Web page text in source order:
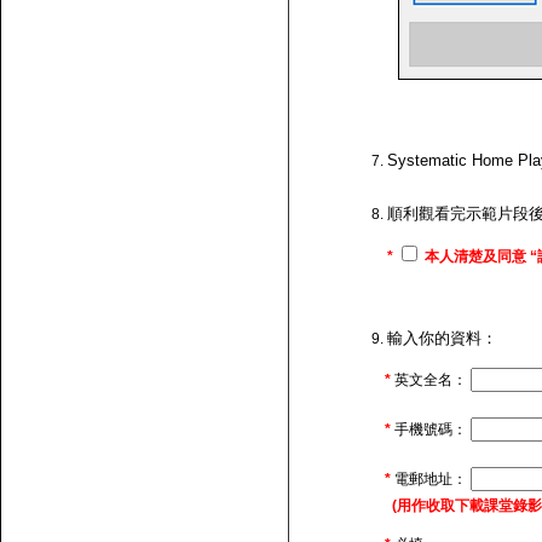
Systematic Home
順利觀看完示範片段
* 本人清楚及同意
輸入你的資料：
* 英文全名：
* 手機號碼：
* 電郵地址：
(用作收取下載課堂錄